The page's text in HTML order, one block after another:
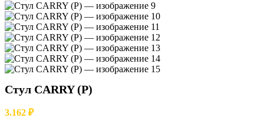
Стул CARRY (Р)
3.162 ₽